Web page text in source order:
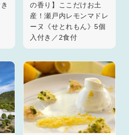
の香り】ここだけお土
産！瀬戸内レモンマドレ
ーヌ《せとれもん》5個
入付き／2食付